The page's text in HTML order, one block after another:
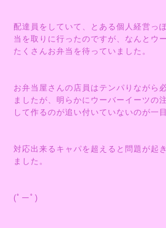
配達員をしていて、とある個人経営っ
当を取りに行ったのですが、なんとウ
たくさんお弁当を待っていました。
お弁当屋さんの店員はテンパりながら
ましたが、明らかにウーバーイーツの
して作るのが追い付いていないのが一
対応出来るキャパを超えると問題が起
ました。
(ﾟーﾟ)